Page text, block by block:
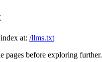
at: /llms.txt
pages before exploring further.